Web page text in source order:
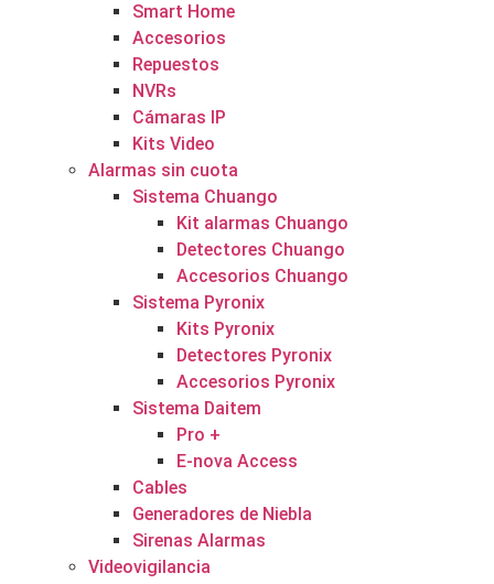
Smart Home
Accesorios
Repuestos
NVRs
Cámaras IP
Kits Video
Alarmas sin cuota
Sistema Chuango
Kit alarmas Chuango
Detectores Chuango
Accesorios Chuango
Sistema Pyronix
Kits Pyronix
Detectores Pyronix
Accesorios Pyronix
Sistema Daitem
Pro +
E-nova Access
Cables
Generadores de Niebla
Sirenas Alarmas
Videovigilancia